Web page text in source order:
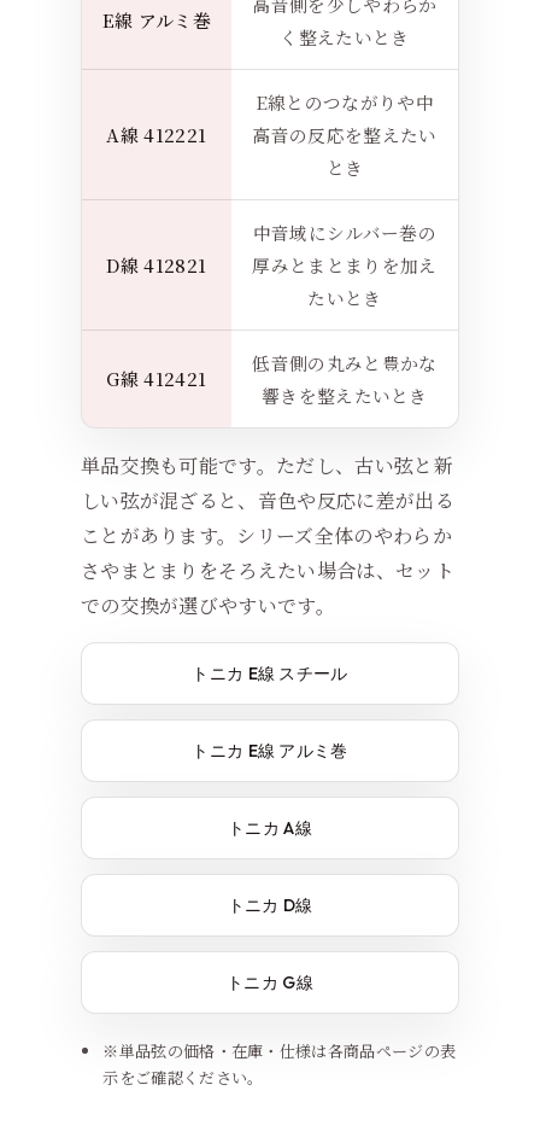
E線 アルミ巻
く整えたいとき
A線 412221
E線とのつながりや中
高音の反応を整えたい
とき
D線 412821
中音域にシルバー巻の
厚みとまとまりを加え
たいとき
G線 412421
低音側の丸みと豊かな
響きを整えたいとき
単品交換も可能です。ただし、古い弦と新
しい弦が混ざると、音色や反応に差が出る
ことがあります。シリーズ全体のやわらか
さやまとまりをそろえたい場合は、セット
での交換が選びやすいです。
トニカ E線 スチール
トニカ E線 アルミ巻
トニカ A線
トニカ D線
トニカ G線
※単品弦の価格・在庫・仕様は各商品ページの表
示をご確認ください。